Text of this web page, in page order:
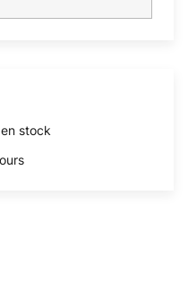
stock